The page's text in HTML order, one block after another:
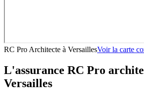
RC Pro Architecte à VersaillesVoir la carte
L'assurance RC Pro
Versailles